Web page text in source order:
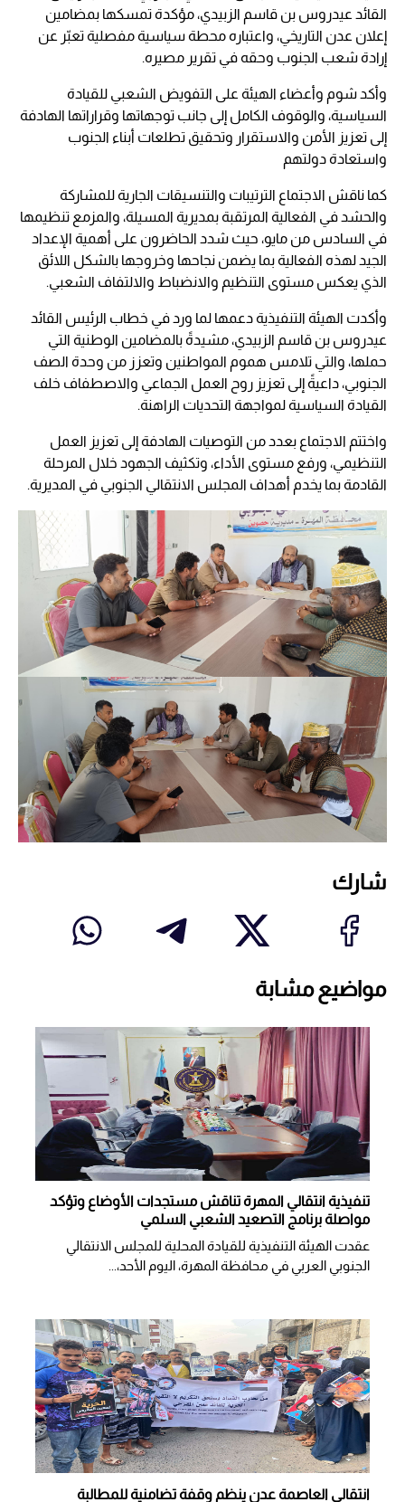
القائد عيدروس بن قاسم الزبيدي، مؤكدة تمسكها بمضامين
إعلان عدن التاريخي، واعتباره محطة سياسية مفصلية تعبّر عن
إرادة شعب الجنوب وحقه في تقرير مصيره.
وأكد شوم وأعضاء الهيئة على التفويض الشعبي للقيادة
السياسية، والوقوف الكامل إلى جانب توجهاتها وقراراتها الهادفة
إلى تعزيز الأمن والاستقرار وتحقيق تطلعات أبناء الجنوب
واستعادة دولتهم
كما ناقش الاجتماع الترتيبات والتنسيقات الجارية للمشاركة
والحشد في الفعالية المرتقبة بمديرية المسيلة، والمزمع تنظيمها
في السادس من مايو، حيث شدد الحاضرون على أهمية الإعداد
الجيد لهذه الفعالية بما يضمن نجاحها وخروجها بالشكل اللائق
الذي يعكس مستوى التنظيم والانضباط والالتفاف الشعبي.
وأكدت الهيئة التنفيذية دعمها لما ورد في خطاب الرئيس القائد
عيدروس بن قاسم الزبيدي، مشيدةً بالمضامين الوطنية التي
حملها، والتي تلامس هموم المواطنين وتعزز من وحدة الصف
الجنوبي، داعيةً إلى تعزيز روح العمل الجماعي والاصطفاف خلف
القيادة السياسية لمواجهة التحديات الراهنة.
واختتم الاجتماع بعدد من التوصيات الهادفة إلى تعزيز العمل
التنظيمي، ورفع مستوى الأداء، وتكثيف الجهود خلال المرحلة
القادمة بما يخدم أهداف المجلس الانتقالي الجنوبي في المديرية.
شارك
مواضيع مشابة
تنفيذية انتقالي المهرة تناقش مستجدات الأوضاع وتؤكد
مواصلة برنامج التصعيد الشعبي السلمي
عقدت الهيئة التنفيذية للقيادة المحلية للمجلس الانتقالي
الجنوبي العربي في محافظة المهرة، اليوم الأحد،...
انتقالي العاصمة عدن ينظم وقفة تضامنية للمطالبة